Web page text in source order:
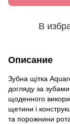
В
Описание
Зубна щітка
догляду за
щоденного
щетини і
та порожнини